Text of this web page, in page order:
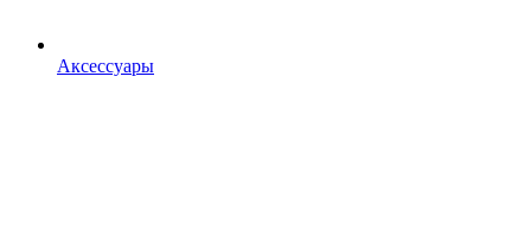
Аксессуары